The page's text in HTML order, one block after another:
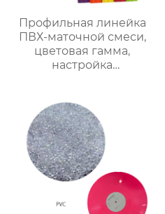
Профильная линейка
ПВХ-маточной смеси,
цветовая гамма,
настройка